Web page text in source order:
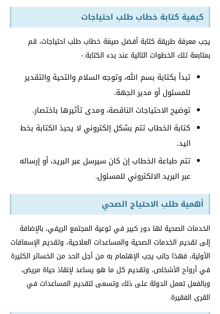
كيفية كتابة خطاب طلب احتياجات
يجب معرفة طريقة كتابة أفضل صيغة خطاب طلب احتياجات، قم
بمتابعة تلك الخطوات التالية عند بدء الكتابة:-
تبدأ بكتابة بسم الله، وتوجه السلام والتحية والتقدير
للمسئول أو مدير الجهة.
توضيح الاحتياجات الناقصة، ومدى تأثيرها باختصار.
كتابة الخطاب تتم بشكل إلكتروني لا يحبذ الكتابة بخط
اليد.
تتم طباعة الخطاب إن كان سيرسل عبر البريد، أو إرساله
عبر البريد الالكتروني للمسئول.
أهمية طلب الاحتياج الصحي
الخدمات الصحية لها دور كبير في توعية المجتمع الريفي، بالإضافة
إلى تقديم الخدمات الصحية والمساعدات العلاجية، وتقديم الإسعافات
الأولية، فهذا جانب يجب الإهتمام به من أجل الحد من الخسائر الكثيرة
في أرواح الأشخاص، وتقديم كل ما هو يساعد لإنقاذ حياة مريض،
وبالفعل تعمل الدولة على ذلك وتسعى لتقديم المساعدات في
القرى الفقيرة.